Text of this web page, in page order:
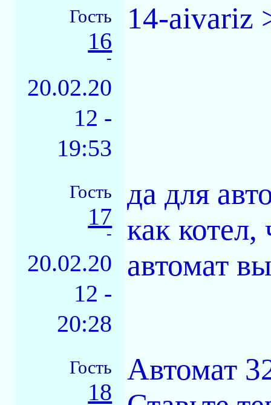
Гость
16
-
20.02.20
12 -
19:53
14-aivariz
Гость
17
-
20.02.20
12 -
20:28
да для
как
автомат
Гость
18
Автомат